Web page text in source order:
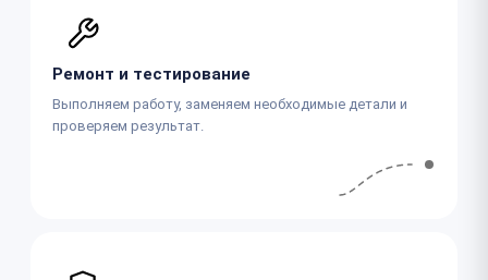
Ремонт и тестирование
Выполняем работу, заменяем необходимые детали и
проверяем результат.